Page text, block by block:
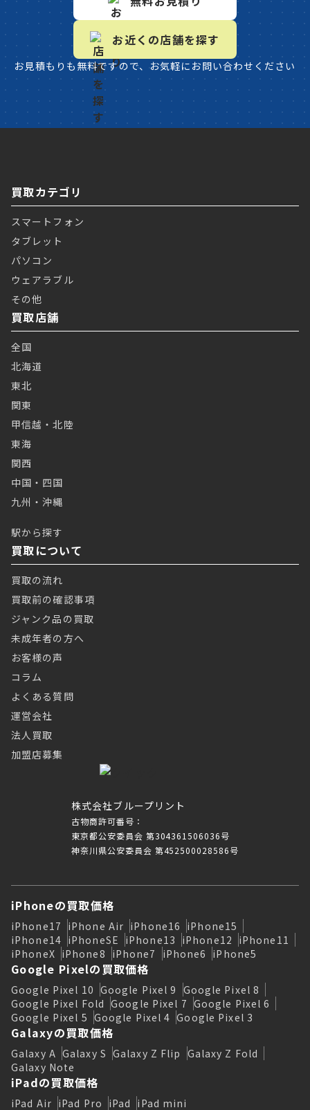
お近くの店舗を探す
お見積もりも無料ですので、お気軽にお問い合わせください
株式会社ブループリント
古物商許可番号：
東京都公安委員会 第304361506036号
神奈川県公安委員会 第452500028586号
買取カテゴリ
スマートフォン
タブレット
パソコン
ウェアラブル
その他
買取店舗
全国
北海道
東北
関東
甲信越・北陸
東海
関西
中国・四国
九州・沖縄
駅から探す
買取について
買取の流れ
買取前の確認事項
ジャンク品の買取
未成年者の方へ
お客様の声
コラム
よくある質問
運営会社
法人買取
加盟店募集
iPhoneの買取価格
iPhone17 iPhone Air iPhone16 iPhone15
iPhone14 iPhoneSE iPhone13 iPhone12 iPhone11
iPhoneX iPhone8 iPhone7 iPhone6 iPhone5
Google Pixelの買取価格
Google Pixel 10 Google Pixel 9 Google Pixel 8
Google Pixel Fold Google Pixel 7 Google Pixel 6
Google Pixel 5 Google Pixel 4 Google Pixel 3
Galaxyの買取価格
Galaxy A Galaxy S Galaxy Z Flip Galaxy Z Fold
Galaxy Note
iPadの買取価格
iPad Air iPad Pro iPad iPad mini